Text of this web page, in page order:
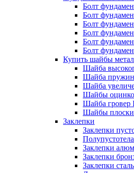
Болт
Болт
Болт
Болт
Болт
Болт
Купить шайбы
Шайба
Шайба
Шайба
Шайбы
Шайба
Шайбы
Заклепки
Заклепки
Заклепки
Заклепки
Заклепки